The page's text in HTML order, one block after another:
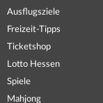
Ausflugsziele
Freizeit-Tipps
Ticketshop
Lotto Hessen
Spiele
Mahjong